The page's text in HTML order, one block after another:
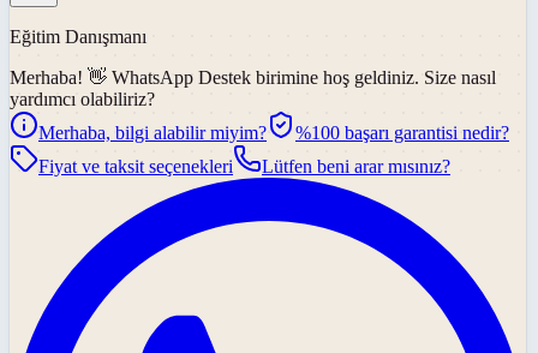
Eğitim Danışmanı
Merhaba! 👋 WhatsApp Destek birimine hoş geldiniz. Size nasıl
yardımcı olabiliriz?
Merhaba, bilgi alabilir miyim?
%100 başarı garantisi nedir?
Fiyat ve taksit seçenekleri
Lütfen beni arar mısınız?